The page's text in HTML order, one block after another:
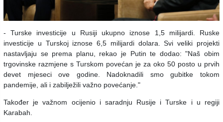
- Turske investicije u Rusiji ukupno iznose 1,5 milijardi. Ruske
investicije u Turskoj iznose 6,5 milijardi dolara. Svi veliki projekti
nastavljaju se prema planu, rekao je Putin te dodao:"Naš obim
trgovinske razmjene s Turskom povećan je za oko 50 posto u prvih
devet mjeseci ove godine. Nadoknadili smo gubitke tokom
pandemije, ali i zabilježili važno povećanje."
Također je važnom ocijenio i saradnju Rusije i Turske i u regiji
Karabah.